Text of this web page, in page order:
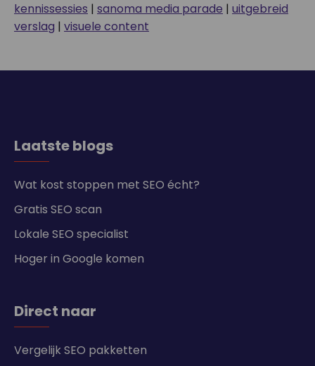
kennissessies | sanoma media parade | uitgebreid
verslag | visuele content
Laatste blogs
Wat kost stoppen met SEO écht?
Gratis SEO scan
Lokale SEO specialist
Hoger in Google komen
Direct naar
Vergelijk SEO pakketten